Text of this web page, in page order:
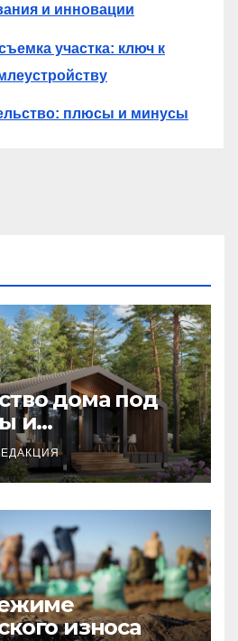
и инновации
участка: ключ к
плюсы и минусы
дома под
и
бюджета
износа